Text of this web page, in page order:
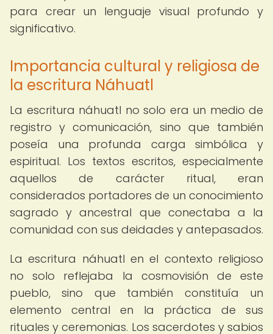
para crear un lenguaje visual profundo y
significativo.
Importancia cultural y religiosa de
la escritura Náhuatl
La escritura náhuatl no solo era un medio de
registro y comunicación, sino que también
poseía una profunda carga simbólica y
espiritual. Los textos escritos, especialmente
aquellos de carácter ritual, eran
considerados portadores de un conocimiento
sagrado y ancestral que conectaba a la
comunidad con sus deidades y antepasados.
La escritura náhuatl en el contexto religioso
no solo reflejaba la cosmovisión de este
pueblo, sino que también constituía un
elemento central en la práctica de sus
rituales y ceremonias. Los sacerdotes y sabios